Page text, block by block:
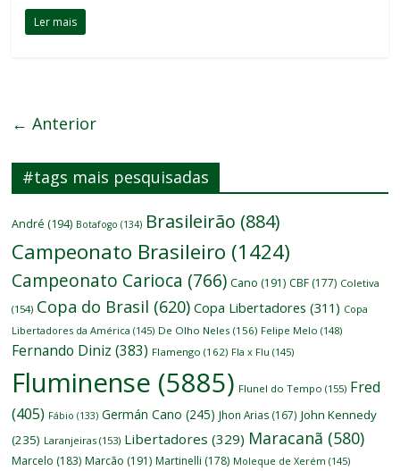
Ler mais
← Anterior
#tags mais pesquisadas
André (194) Botafogo (134) Brasileirão (884)
Campeonato Brasileiro (1424)
Campeonato Carioca (766) Cano (191) CBF (177) Coletiva
(154) Copa do Brasil (620) Copa Libertadores (311) Copa
Libertadores da América (145) De Olho Neles (156) Felipe Melo (148)
Fernando Diniz (383) Flamengo (162) Fla x Flu (145)
Fluminense (5885) Flunel do Tempo (155) Fred
(405) Fábio (133) Germán Cano (245) Jhon Arias (167) John Kennedy
(235) Laranjeiras (153) Libertadores (329) Maracanã (580)
Marcelo (183) Marcão (191) Martinelli (178) Moleque de Xerém (145)